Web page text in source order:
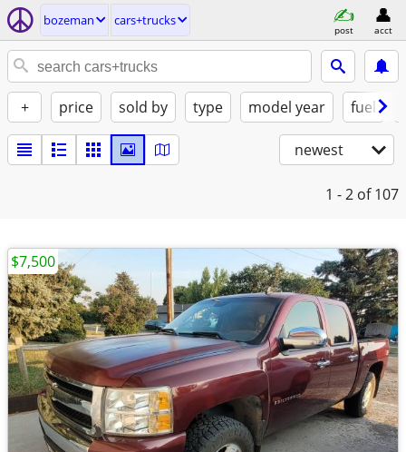
bozeman cars+trucks
post acct
+ price sold by type model year fuel
newest
1 - 2 of 107
$7,500